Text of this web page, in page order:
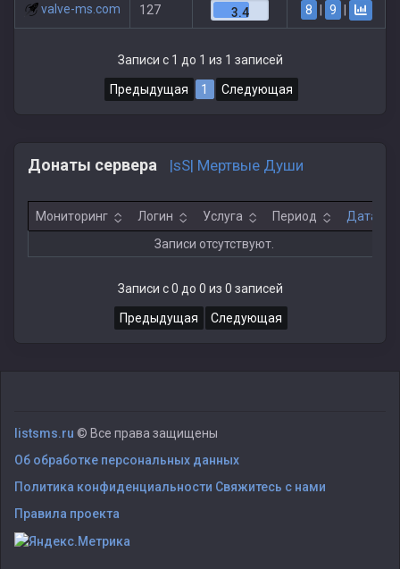
valve-ms.com 127 3.4 8 | 9 |
Записи с 1 до 1 из 1 записей
Предыдущая 1 Следующая
Донаты сервера |sS| Мертвые Души
Мониторинг Логин Услуга Период
Дата
Записи отсутствуют.
Записи с 0 до 0 из 0 записей
Предыдущая Следующая
listsms.ru © Все права защищены
Об обработке персональных данных
Политика конфиденциальности Свяжитесь с нами
Правила проекта